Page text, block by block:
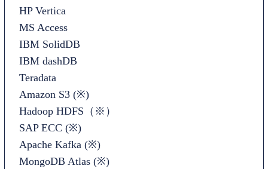
HP Vertica
MS Access
IBM SolidDB
IBM dashDB
Teradata
Amazon S3 (※)
Hadoop HDFS（※）
SAP ECC (※)
Apache Kafka (※)
MongoDB Atlas (※)